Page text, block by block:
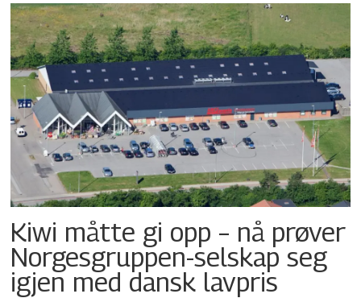
Kiwi måtte gi opp – nå prøver
Norgesgruppen-selskap seg
igjen med dansk lavpris